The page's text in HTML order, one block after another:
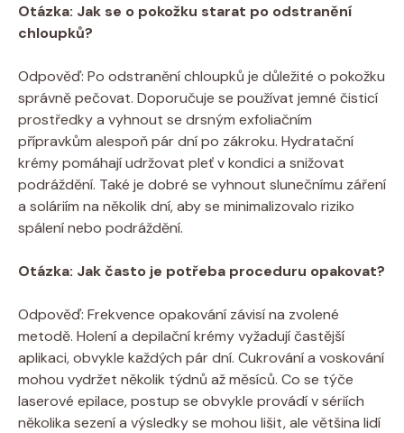
Otázka: Jak se o pokožku starat po odstranění
chloupků?
Odpověď: Po odstranění chloupků je důležité o pokožku
správně pečovat. Doporučuje se používat jemné čisticí
prostředky a vyhnout se drsným exfoliačním
přípravkům alespoň pár dní po zákroku. Hydratační
krémy pomáhají udržovat pleť v kondici a snižovat
podráždění. Také je dobré se vyhnout slunečnímu záření
a soláriím na několik dní, aby se minimalizovalo riziko
spálení nebo podráždění.
Otázka: Jak často je potřeba proceduru opakovat?
Odpověď: Frekvence opakování závisí na zvolené
metodě. Holení a depilační krémy vyžadují častější
aplikaci, obvykle každých pár dní. Cukrování a voskování
mohou vydržet několik týdnů až měsíců. Co se týče
laserové epilace, postup se obvykle provádí v sériích
několika sezení a výsledky se mohou lišit, ale většina lidí